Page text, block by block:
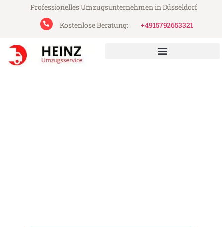
Professionelles Umzugsunternehmen in Düsseldorf
Kostenlose Beratung:
+4915792653321